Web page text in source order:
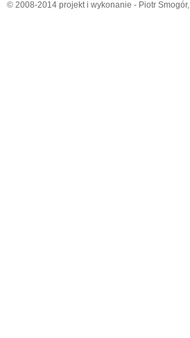
© 2008-2014 projekt i wykonanie - Piotr Smogór,